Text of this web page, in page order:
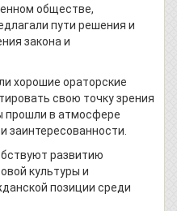
обществе,
пути решения и
закона и
хорошие ораторские
свою точку зрения
прошли в атмосфере
заинтересованности.
развитию
культуры и
позиции среди